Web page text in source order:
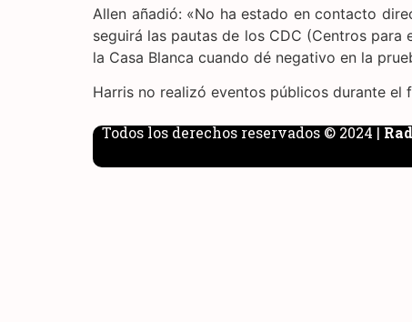
Allen añadió: «No ha estado en contacto
seguirá las pautas de los CDC (Centros
la Casa Blanca cuando dé negativo en la
Harris no realizó eventos públicos durante el
Todos los derechos reservados © 2024 |